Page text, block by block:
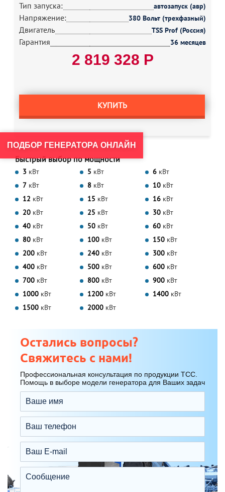
Тип запуска: автозапуск (авр)
Напряжение: 380 Вольт (трехфазный)
Двигатель TSS Prof (Россия)
Гарантия 36 месяцев
2 819 328 Р
КУПИТЬ
Быстрый выбор по мощности
3 кВт 5 кВт 6 кВт
7 кВт 8 кВт 10 кВт
12 кВт 15 кВт 16 кВт
20 кВт 25 кВт 30 кВт
40 кВт 50 кВт 60 кВт
80 кВт 100 кВт 150 кВт
200 кВт 240 кВт 300 кВт
400 кВт 500 кВт 600 кВт
700 кВт 800 кВт 900 кВт
1000 кВт 1200 кВт 1400 кВт
1500 кВт 2000 кВт
Остались вопросы?
Свяжитесь с нами!
Профессиональная консультация по продукции ТСС.
Помощь в выборе модели генератора для Ваших задач
ПОДБОР ГЕНЕРАТОРА ОНЛАЙН